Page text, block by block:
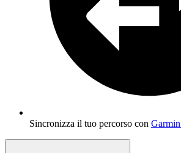
Sincronizza il tuo percorso con